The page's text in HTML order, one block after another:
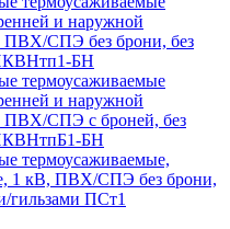
и наружной
ПВХ/СПЭ без брони, без
БН
термоусаживаемые
и наружной
ПВХ/СПЭ с броней, без
БН
термоусаживаемые,
1 кВ, ПВХ/СПЭ без брони,
гильзами ПСт1